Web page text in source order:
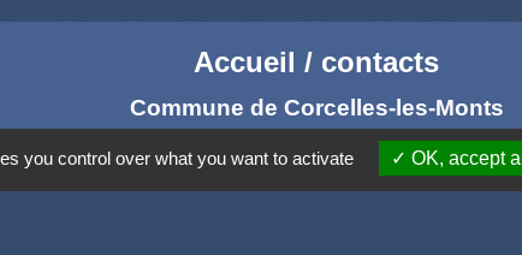
Accueil / contacts
Commune de Corcelles-les-Monts
15, rue Eiffel
21160 Corcelles-les-Monts - FRANCE
you control over what you want to activate OK, accept all